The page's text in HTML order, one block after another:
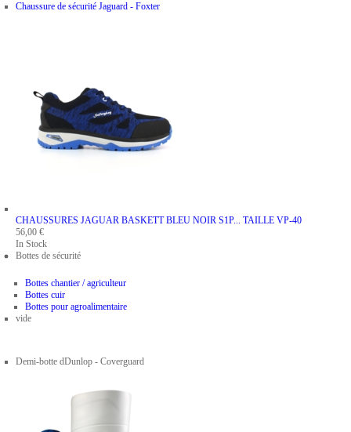
Chaussure de sécurité Jaguard - Foxter
CHAUSSURES JAGUAR BASKETT BLEU NOIR S1P... TAILLE VP-40
56,00 €
In Stock
Bottes de sécurité
Bottes chantier / agriculteur
Bottes cuir
Bottes pour agroalimentaire
vide
Demi-botte dDunlop - Coverguard